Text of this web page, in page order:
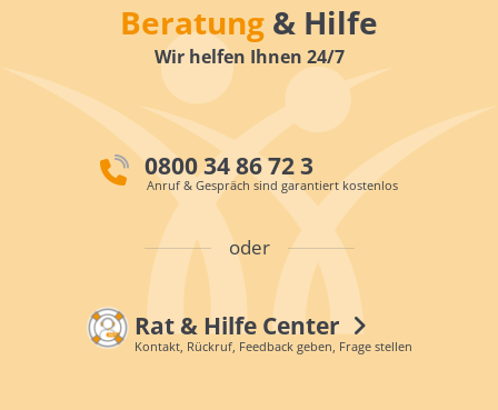
Beratung & Hilfe
Wir helfen Ihnen 24/7
0800 34 86 72 3
Anruf & Gespräch sind garantiert kostenlos
oder
Rat & Hilfe Center
Kontakt, Rückruf, Feedback geben, Frage stellen